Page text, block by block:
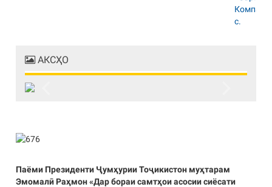
АКСҲО
Паёми Президенти Ҷумҳурии Тоҷикистон муҳтарам
Эмомалӣ Раҳмон «Дар бораи самтҳои асосии сиёсати